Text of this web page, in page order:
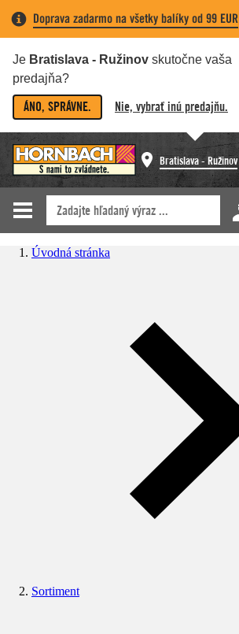
Doprava zadarmo na všetky balíky od 99 EUR
Je Bratislava - Ružinov skutočne vaša
predajňa?
ÁNO, SPRÁVNE. Nie, vybrať inú predajňu.
Bratislava - Ružinov
Úvodná stránka
Sortiment